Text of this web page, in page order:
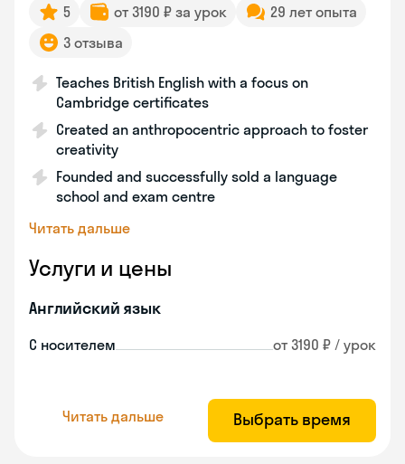
5 от 3190 ₽ за урок
29 лет опыта
3 отзыва
Teaches British English with a focus on
Cambridge certificates
Created an anthropocentric approach to foster
creativity
Founded and successfully sold a language
school and exam centre
Читать дальше
Услуги и цены
Английский язык
С носителем от 3190 ₽ / урок
Читать дальше Выбрать время